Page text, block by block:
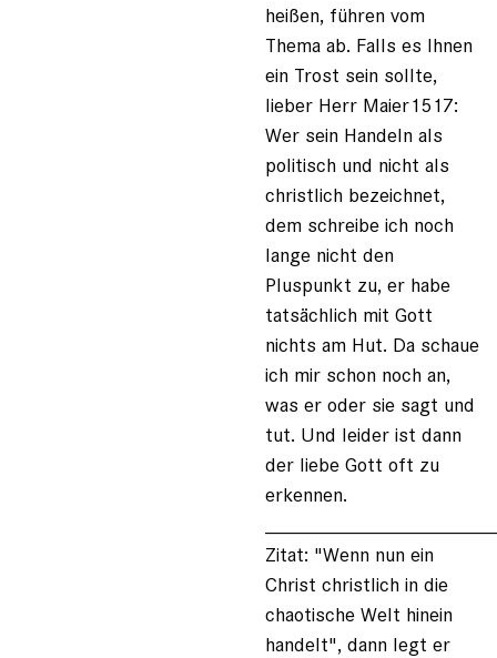
heißen, führen vom
Thema ab. Falls es Ihnen
ein Trost sein sollte,
lieber Herr Maier1517:
Wer sein Handeln als
politisch und nicht als
christlich bezeichnet,
dem schreibe ich noch
lange nicht den
Pluspunkt zu, er habe
tatsächlich mit Gott
nichts am Hut. Da schaue
ich mir schon noch an,
was er oder sie sagt und
tut. Und leider ist dann
der liebe Gott oft zu
erkennen.
Zitat: "Wenn nun ein
Christ christlich in die
chaotische Welt hinein
handelt", dann legt er